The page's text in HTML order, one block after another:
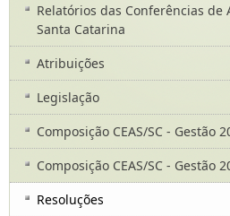
Relatórios das Conferências de
Santa Catarina
Atribuições
Legislação
Composição CEAS/SC - Gestão
Composição CEAS/SC - Gestão
Resoluções